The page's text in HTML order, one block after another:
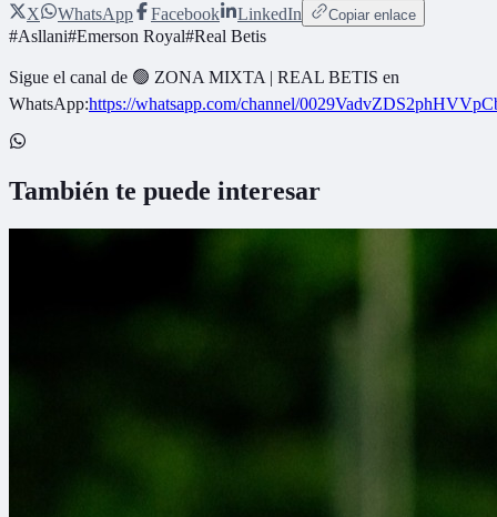
X WhatsApp Facebook LinkedIn Copiar enlace
#Asllani#Emerson Royal#Real Betis
Sigue el canal de 🟢 ZONA MIXTA | REAL BETIS en
WhatsApp:https://whatsapp.com/channel/
También te puede interesar